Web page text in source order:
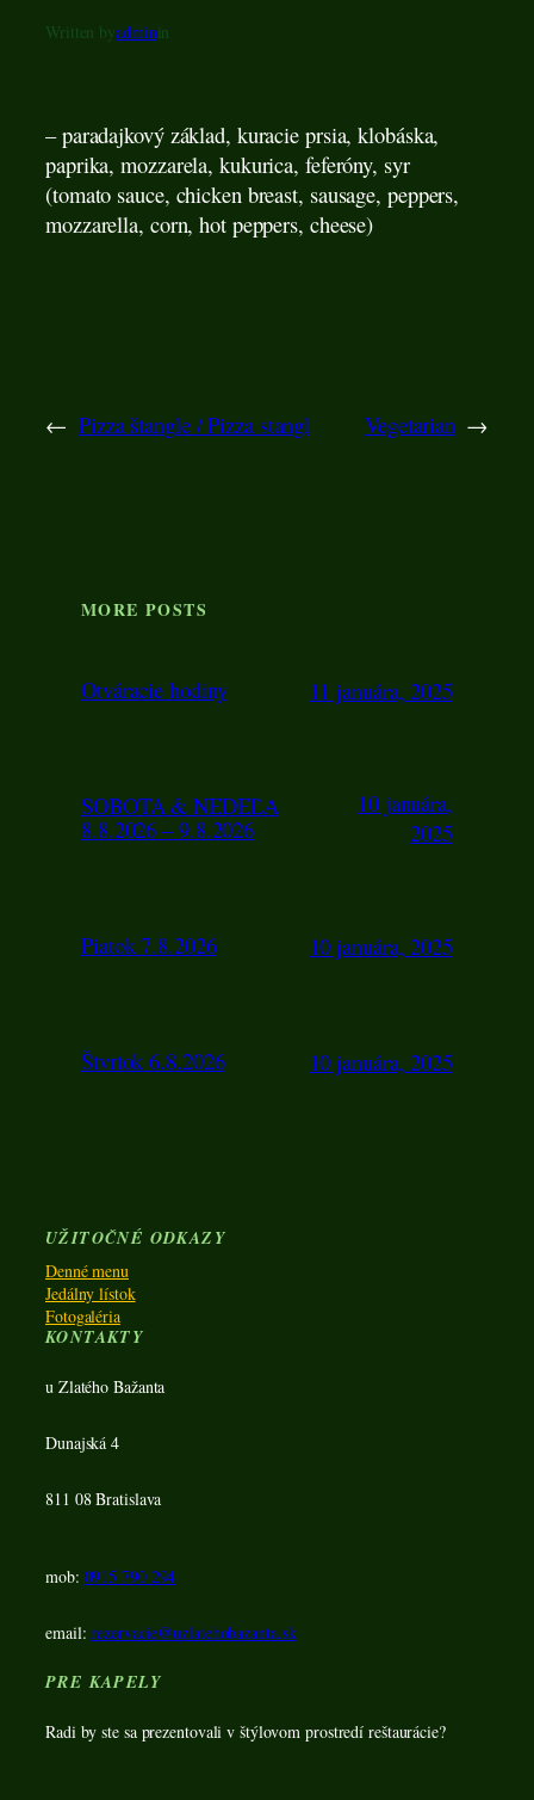
Written byadminin
– paradajkový základ, kuracie prsia, klobáska,
paprika, mozzarela, kukurica, feferóny, syr
(tomato sauce, chicken breast, sausage, peppers,
mozzarella, corn, hot peppers, cheese)
← Pizza štangle / Pizza stangl Vegetarian →
MORE POSTS
Otváracie hodiny 11 januára, 2025
SOBOTA & NEDEĽA
8.8.2026 – 9.8.2026
10 januára,
2025
Piatok 7.8.2026 10 januára, 2025
Štvrtok 6.8.2026 10 januára, 2025
UŽITOČNÉ ODKAZY
Denné menu
Jedálny lístok
Fotogaléria
KONTAKTY
u Zlatého Bažanta
Dunajská 4
811 08 Bratislava
mob: 0915 790 294
email:rezervacie@uzlatehobazanta.sk
PRE KAPELY
Radi by ste sa prezentovali v štýlovom prostredí reštaurácie?